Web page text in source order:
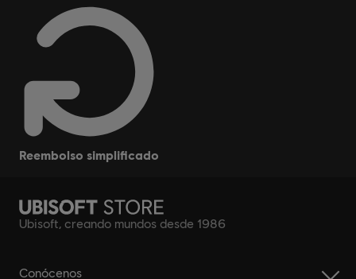
reembolso simplificado
Ubisoft, creando mundos desde 1986
Conócenos